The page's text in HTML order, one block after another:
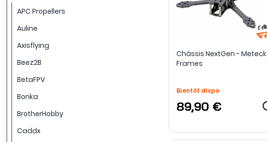
APC Propellers
Auline
Axisflying
Beez2B
BetaFPV
Bonka
BrotherHobby
Caddx
Châssis NextGen - Meteck
Frames
Bientôt dispo
89,90 €